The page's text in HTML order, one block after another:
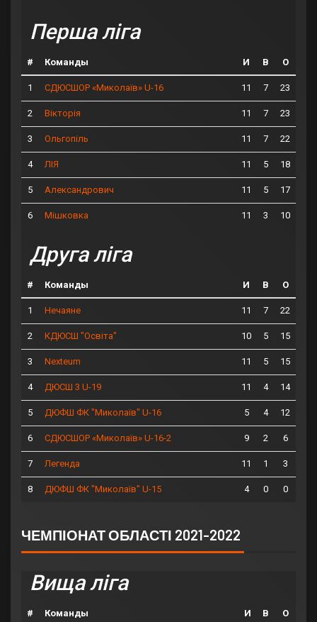
Перша ліга
# Команды И В О
1 СДЮСШОР «Миколаїв» U-16 11 7 23
2 Вікторія 11 7 23
3 Ольгопіль 11 7 22
4 ЛІЯ 11 5 18
5 Александрович 11 5 17
6 Мішковка 11 3 10
Друга ліга
# Команды И В О
1 Нечаяне 11 7 22
2 КДЮСШ "Освіта" 10 5 15
3 Nexteum 11 5 15
4 ДЮСШ 3 U-19 11 4 14
5 ДЮФШ ФК "Миколаїв" U-16 5 4 12
6 СДЮСШОР «Миколаїв» U-16-2 9 2 6
7 Легенда 11 1 3
8 ДЮФШ ФК "Миколаїв" U-15 4 0 0
ЧЕМПІОНАТ ОБЛАСТІ 2021-2022
Вища ліга
# Команды И В О